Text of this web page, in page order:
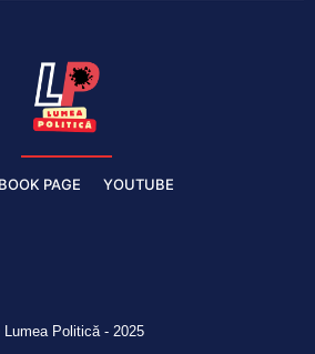
PAGE YOUTUBE
Politică - 2025